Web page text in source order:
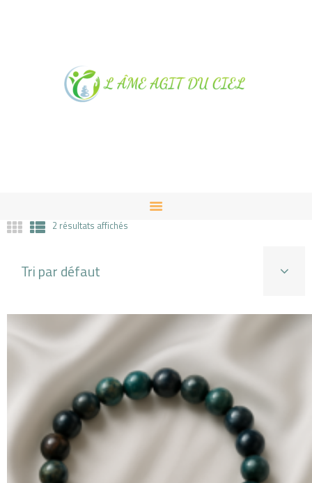
NOTRE MAGASIN À
ALBUSSAC
2 résultats affichés